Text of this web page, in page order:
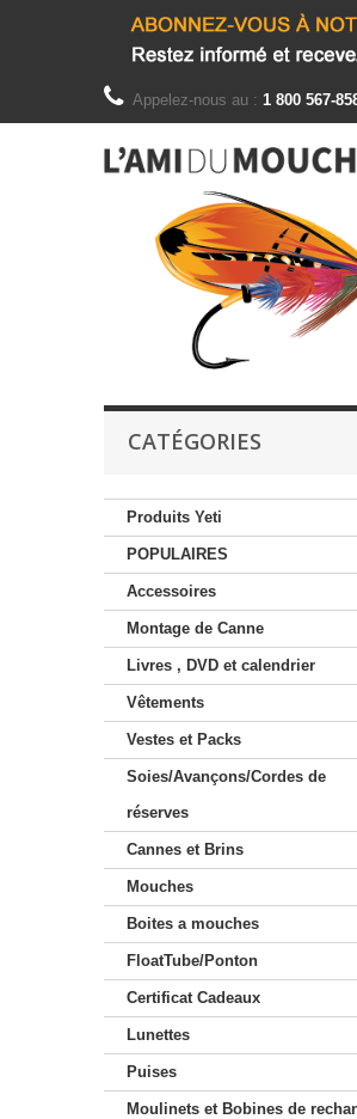
Appelez-nous au : 1 800 567-
CATÉGORIES
Produits Yeti
POPULAIRES
Accessoires
Montage de Canne
Livres , DVD et calendrier
Vêtements
Vestes et Packs
Soies/Avançons/Cordes de
réserves
Cannes et Brins
Mouches
Boites a mouches
FloatTube/Ponton
Certificat Cadeaux
Lunettes
Puises
Moulinets et Bobines de